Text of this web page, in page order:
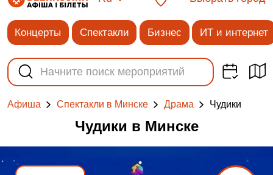
Концерты Спектакли Бизнес ИТ и интернет
Афиша Спектакли в Минске Драма Чудики
Чудики в Минске